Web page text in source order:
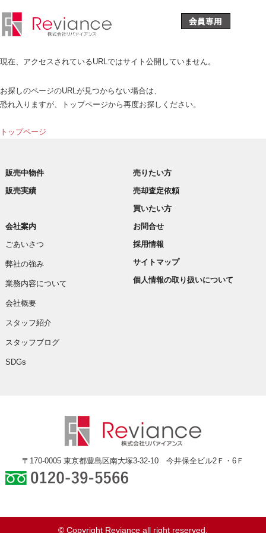
現在、アクセスされているURLではサイト公開していません。
お探しのページのURLが見つからない場合は、
恐れ入りますが、トップページから再度お探しください。
トップページ
販売中物件
販売実績
売りたい方
売却査定依頼
買いたい方
会社案内
ごあいさつ
弊社の強み
業務内容について
会社概要
スタッフ紹介
スタッフブログ
SDGs
お問合せ
採用情報
サイトマップ
個人情報の取り扱いについて
〒170-0005 東京都豊島区南大塚3-32-10 今井保全ビル2Ｆ・6Ｆ
© Copyright Reviance all right reserved.